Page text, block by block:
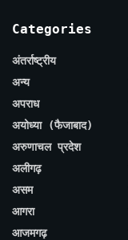
Categories
अंतर्राष्ट्रीय
अन्य
अपराध
अयोध्या (फैजाबाद)
अरुणाचल प्रदेश
अलीगढ़
असम
आगरा
आजमगढ़